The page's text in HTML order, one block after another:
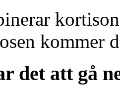
kommer
det att gå